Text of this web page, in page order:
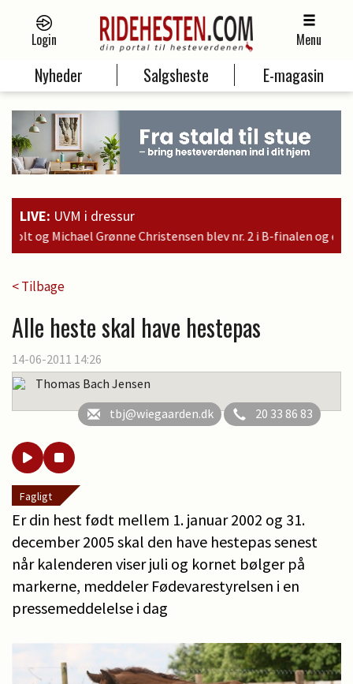
Login Menu
Nyheder Salgsheste E-magasin
LIVE: UVM i dressur
blev nr. 2 i B-finalen og er dermed kvalificeret til
< Tilbage
Alle heste skal have hestepas
14-06-2011 14:26
Thomas Bach Jensen
tbj@wiegaarden.dk
20 33 86 83
Fagligt
Er din hest født mellem 1. januar 2002 og 31.
december 2005 skal den have hestepas senest
når kalenderen viser juli og kornet bølger på
markerne, meddeler Fødevarestyrelsen i en
pressemeddelelse i dag